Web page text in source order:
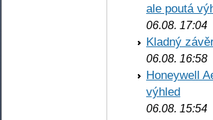
ale poutá
06.08. 17:04
Kladný
06.08. 16:58
Honeywell
výhled
06.08. 15:54